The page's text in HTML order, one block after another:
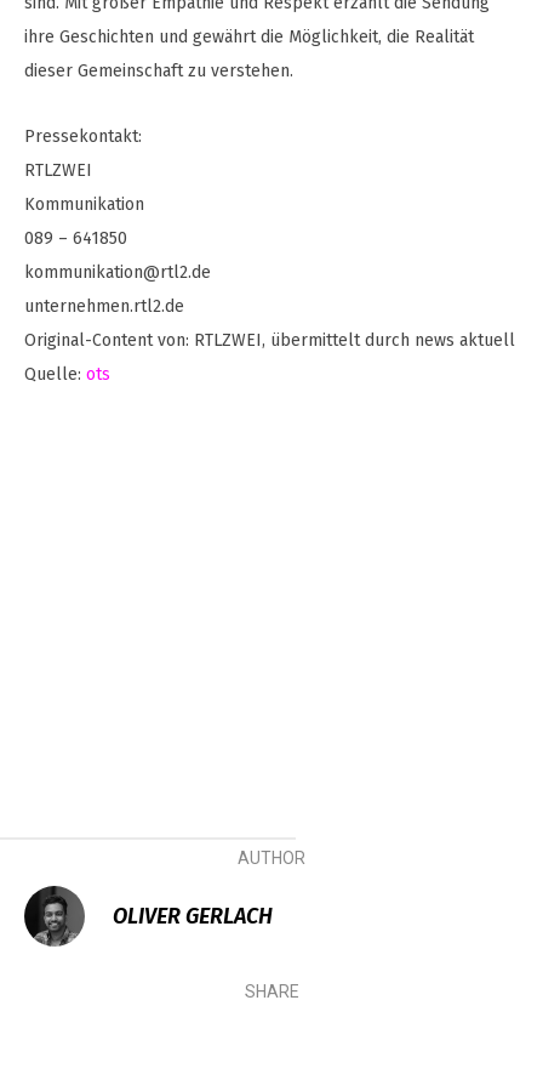
ihre Geschichten und gewährt die Möglichkeit, die Realität
dieser Gemeinschaft zu verstehen.
Pressekontakt:
RTLZWEI
Kommunikation
089 – 641850
kommunikation@rtl2.de
unternehmen.rtl2.de
Original-Content von: RTLZWEI, übermittelt durch news aktuell
Quelle: ots
AUTHOR
OLIVER GERLACH
SHARE